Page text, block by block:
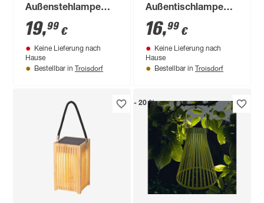
Außenstehlampe
warmweiß IP 44 12 x
24 x 12 cm
19,99 €
Keine Lieferung nach
Hause
Bestellbar in Troisdorf
Außentischlampe
warmweiß IP 44 Ø
23 x 19,5 cm
16,99 €
Keine Lieferung nach
Hause
Bestellbar in Troisdorf
- 20 %